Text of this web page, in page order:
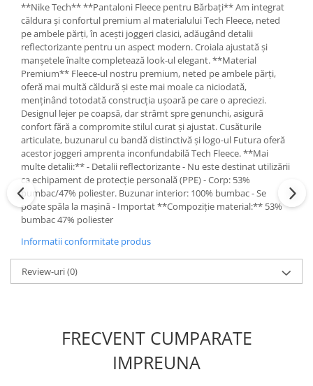
**Nike Tech** **Pantaloni Fleece pentru Bărbați** Am integrat
căldura și confortul premium al materialului Tech Fleece, neted
pe ambele părți, în acești joggeri clasici, adăugând detalii
reflectorizante pentru un aspect modern. Croiala ajustată și
manșetele înalte completează look-ul elegant. **Material
Premium** Fleece-ul nostru premium, neted pe ambele părți,
oferă mai multă căldură și este mai moale ca niciodată,
menținând totodată construcția ușoară pe care o apreciezi.
Designul lejer pe coapsă, dar strâmt spre genunchi, asigură
confort fără a compromite stilul curat și ajustat. Cusăturile
articulate, buzunarul cu bandă distinctivă și logo-ul Futura oferă
acestor joggeri amprenta inconfundabilă Tech Fleece. **Mai
multe detalii:** - Detalii reflectorizante - Nu este destinat utilizării
ca echipament de protecție personală (PPE) - Corp: 53%
bumbac/47% poliester. Buzunar interior: 100% bumbac - Se
poate spăla la mașină - Importat **Compoziție material:** 53%
bumbac 47% poliester
Informatii conformitate produs
Review-uri(0)
FRECVENT CUMPARATE
IMPREUNA